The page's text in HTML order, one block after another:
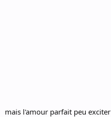
mais l'amour parfait peu exciter